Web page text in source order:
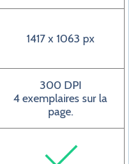
1417 x 1063 px
300 DPI
4 exemplaires sur la
page.